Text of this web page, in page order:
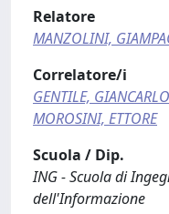
Relatore
MANZOLINI,
Correlatore/i
GENTILE, GIANCARLO
MOROSINI, ETTORE
Scuola / Dip.
ING - Scuola di
dell'Informazione